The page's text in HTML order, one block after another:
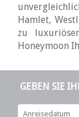
Hamlet,
zu
Honeymoon
GEBEN SIE